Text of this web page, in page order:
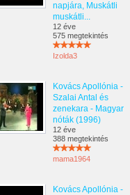
napjára, Muskátli
muskátli...
12 éve
575 megtekintés
Izolda3
Kovács Apollónia -
Szalai Antal és
zenekara - Magyar
nóták (1996)
12 éve
388 megtekintés
mama1964
Kovács Apollónia -